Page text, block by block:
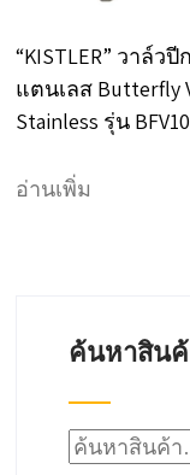
“KISTLER” วาล์ว
แตนเลส Butterfly
Stainless รุ่น
อ่านเพิ่ม
ค้นหาสิน
ค้นหา: